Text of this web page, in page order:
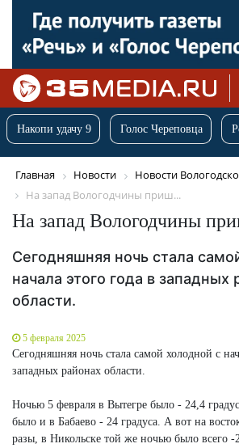
Накопи удачу 9 Голос Череповца
Главная Новости
Новости
На запад Вологодчины приш...
На запад Вологодчины
Сегодняшняя ночь стала
начала этого года в западных
области.
5 февраля 2025
Сегодняшняя ночь стала самой холодной с
западных районах области.
Ночью 5 февраля в Вытегре было - 24,4
было и в Бабаево - 24 градуса. А вот на
разы, в Никольске той же ночью было всего -